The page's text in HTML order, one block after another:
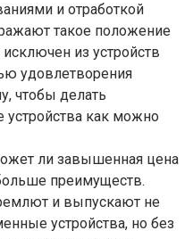
и отработкой
такое положение
из устройств
удовлетворения
чтобы делать
как можно
ли завышенная цена
преимуществ.
и выпускают не
устройства, но без